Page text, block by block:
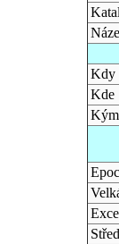
Kdy
Kde
Kým